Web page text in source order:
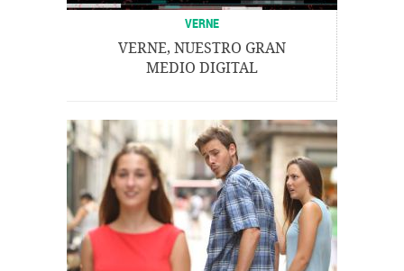
VERNE
VERNE, NUESTRO GRAN
MEDIO DIGITAL